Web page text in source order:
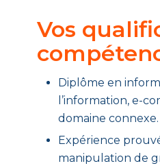
Vos
Diplôme en
l’information, e-
domaine connexe.
Expérience
manipulation de